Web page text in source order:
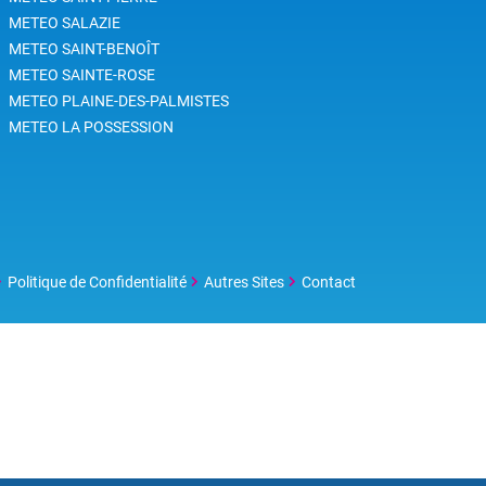
cyclones tropicaux ces quatre
dernières décennies.
METEO SALAZIE
METEO SAINT-BENOÎT
METEO SAINTE-ROSE
METEO PLAINE-DES-PALMISTES
METEO LA POSSESSION
Politique de Confidentialité Autres Sites Contact